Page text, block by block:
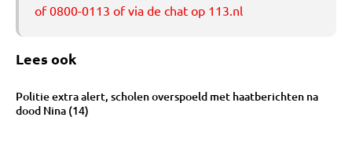
of 0800-0113 of via de chat op 113.nl
Lees ook
Politie extra alert, scholen overspoeld met haatberichten na
dood Nina (14)